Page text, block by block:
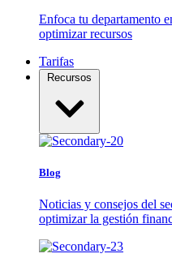
Enfoca tu departamento
optimizar recursos
Tarifas
Recursos
Blog
Noticias y consejos del
optimizar la gestión